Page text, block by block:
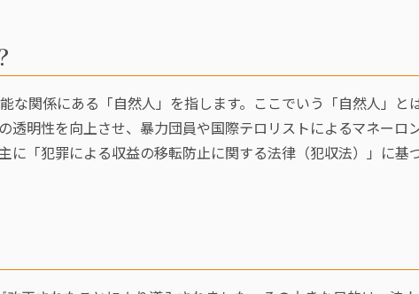
な関係にある「自然人」を指します。ここでいう「自然人」と
明性を向上させ、暴力団員や国際テロリストによるマネーロ
「犯罪による収益の移転防止に関する法律（犯収法）」に基